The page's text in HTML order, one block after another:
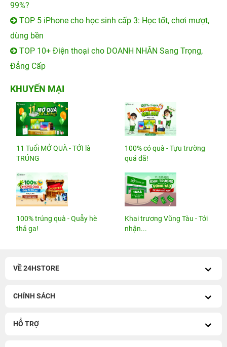
99%?
TOP 5 iPhone cho học sinh cấp 3: Học tốt, chơi mượt,
dùng bền
TOP 10+ Điện thoại cho DOANH NHÂN Sang Trọng,
Đẳng Cấp
KHUYẾN MẠI
11 Tuổi MỞ QUÀ - TỚI là
TRÚNG
100% có quà - Tựu trường
quá đã!
100% trúng quà - Quẫy hè
thả ga!
Khai trương Vũng Tàu - Tới
nhận...
VỀ 24HSTORE
CHÍNH SÁCH
HỖ TRỢ